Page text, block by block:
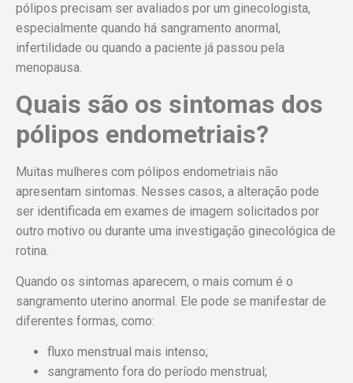
pólipos precisam ser avaliados por um ginecologista,
especialmente quando há sangramento anormal,
infertilidade ou quando a paciente já passou pela
menopausa.
Quais são os sintomas dos
pólipos endometriais?
Muitas mulheres com pólipos endometriais não
apresentam sintomas. Nesses casos, a alteração pode
ser identificada em exames de imagem solicitados por
outro motivo ou durante uma investigação ginecológica de
rotina.
Quando os sintomas aparecem, o mais comum é o
sangramento uterino anormal. Ele pode se manifestar de
diferentes formas, como:
fluxo menstrual mais intenso;
sangramento fora do período menstrual;